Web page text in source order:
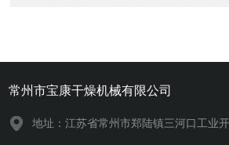
常州市宝康干燥机械有限公司
地址：江苏省常州市郑陆镇三河口工业